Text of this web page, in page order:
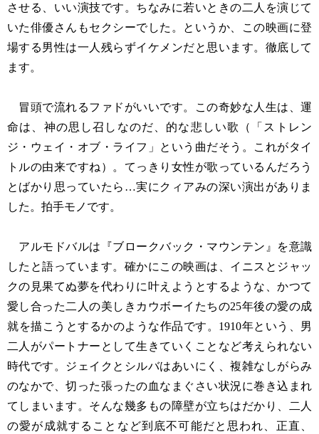
させる、いい演技です。ちなみに若いときの二人を演じて
いた俳優さんもセクシーでした。というか、この映画に登
場する男性は一人残らずイケメンだと思います。徹底して
ます。
冒頭で流れるファドがいいです。この奇妙な人生は、運
命は、神の思し召しなのだ、的な悲しい歌（「ストレン
ジ・ウェイ・オブ・ライフ」という曲だそう。これがタイ
トルの由来ですね）。てっきり女性が歌っているんだろう
とばかり思っていたら…実にクィアみの深い演出がありま
した。拍手モノです。
アルモドバルは『ブロークバック・マウンテン』を意識
したと語っています。確かにこの映画は、イニスとジャッ
クの見果てぬ夢を代わりに叶えようとするような、かつて
愛し合った二人の美しきカウボーイたちの25年後の愛の成
就を描こうとするかのような作品です。1910年という、男
二人がパートナーとして生きていくことなど考えられない
時代です。ジェイクとシルバはあいにく、複雑なしがらみ
のなかで、切った張ったの血なまぐさい状況に巻き込まれ
てしまいます。そんな幾多もの障壁が立ちはだかり、二人
の愛が成就することなど到底不可能だと思われ、正直、